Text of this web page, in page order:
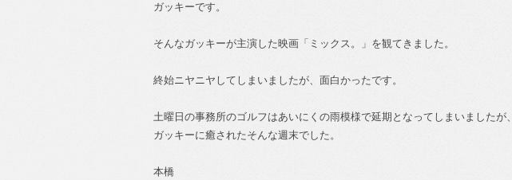
ガッキーです。
そんなガッキーが主演した映画「ミックス。」を観てきました。
終始ニヤニヤしてしまいましたが、面白かったです。
土曜日の事務所のゴルフはあいにくの雨模様で延期となってしまいましたが、
ガッキーに癒されたそんな週末でした。
本橋